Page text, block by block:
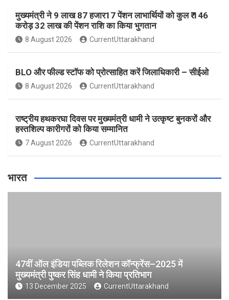
मुख्यमंत्री ने 9 लाख 87 हजार17 पेंशन लाभार्थियों को कुल ₹ 146
करोड़ 32 लाख की पेंशन राशि का किया भुगतान
8 August 2026 CurrentUttarakhand
BLO और फील्ड स्टॉफ को प्रोत्साहित करें जिलाधिकारी – सीईओ
8 August 2026 CurrentUttarakhand
राष्ट्रीय हथकरघा दिवस पर मुख्यमंत्री धामी ने उत्कृष्ट बुनकरों और
हस्तशिल्प कारीगरों को किया सम्मानित
7 August 2026 CurrentUttarakhand
भारत
47वीं ऑल इंडिया पब्लिक रिलेशन कॉन्फ्रेंस–2025 में
मुख्यमंत्री पुष्कर सिंह धामी ने किया प्रतिभाग
13 December 2025 CurrentUttarakhand